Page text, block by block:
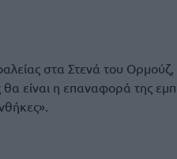
στα Στενά του
θα είναι η επαναφορά της